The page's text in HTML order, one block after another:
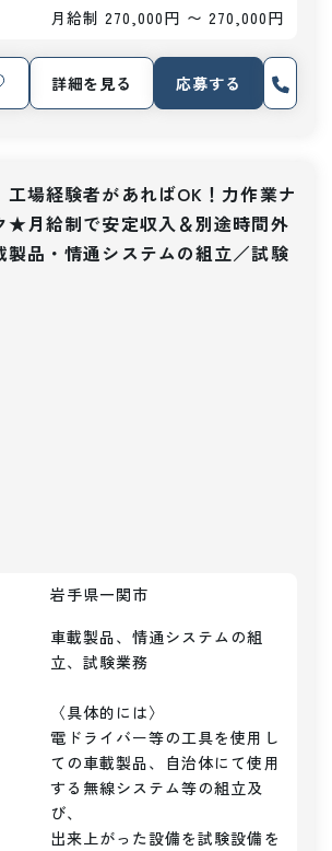
月給制 270,000円 〜 270,000円
詳細を見る 応募する
工場経験者があればOK！力作業ナ
★月給制で安定収入＆別途時間外
製品・情通システムの組立／試験
岩手県一関市
車載製品、情通システムの組
立、試験業務
〈具体的には〉
電ドライバー等の工具を使用し
ての車載製品、自治体にて使用
する無線システム等の組立及
び、
出来上がった設備を試験設備を